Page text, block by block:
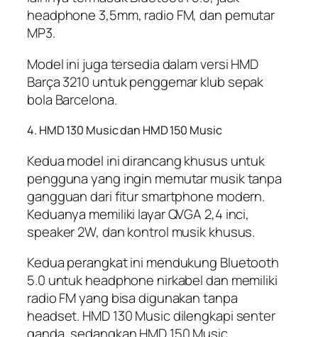
headphone 3,5mm, radio FM, dan pemutar
MP3.
Model ini juga tersedia dalam versi HMD
Barça 3210 untuk penggemar klub sepak
bola Barcelona.
4. HMD 130 Music dan HMD 150 Music
Kedua model ini dirancang khusus untuk
pengguna yang ingin memutar musik tanpa
gangguan dari fitur smartphone modern.
Keduanya memiliki layar QVGA 2,4 inci,
speaker 2W, dan kontrol musik khusus.
Kedua perangkat ini mendukung Bluetooth
5.0 untuk headphone nirkabel dan memiliki
radio FM yang bisa digunakan tanpa
headset. HMD 130 Music dilengkapi senter